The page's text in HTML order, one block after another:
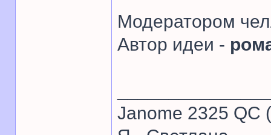
Модератором
Автор идеи -
Janome 2325 QC